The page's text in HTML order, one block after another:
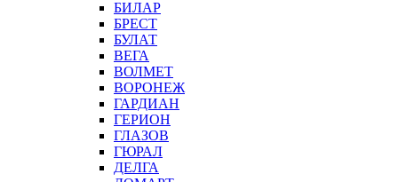
БИЛАР
БРЕСТ
БУЛАТ
ВЕГА
ВОЛМЕТ
ВОРОНЕЖ
ГАРДИАН
ГЕРИОН
ГЛАЗОВ
ГЮРАЛ
ДЕЛГА